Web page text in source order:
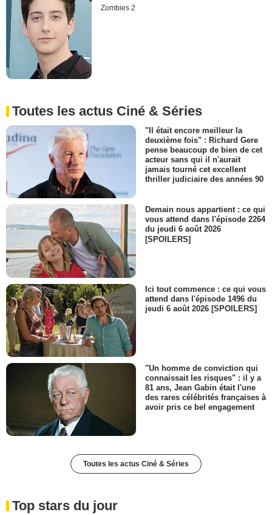
Zombies 2
Toutes les actus Ciné & Séries
"Il était encore meilleur la
deuxième fois" : Richard Gere
pense beaucoup de bien de cet
acteur sans qui il n'aurait
jamais tourné cet excellent
thriller judiciaire des années 90
Demain nous appartient : ce qui
vous attend dans l'épisode 2264
du jeudi 6 août 2026
[SPOILERS]
Ici tout commence : ce qui vous
attend dans l'épisode 1496 du
jeudi 6 août 2026 [SPOILERS]
"Un homme de conviction qui
connaissait les risques" : il y a
81 ans, Jean Gabin était l'une
des rares célébrités françaises à
avoir pris ce bel engagement
Toutes les actus Ciné & Séries
Top stars du jour